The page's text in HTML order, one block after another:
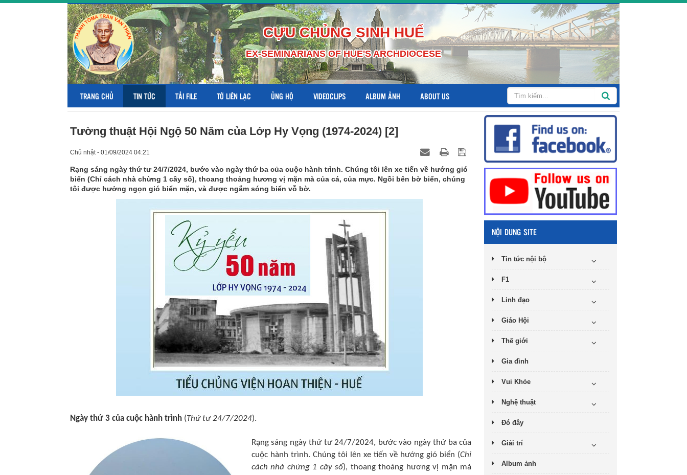
CỰU CHỦNG SINH HUẾ
EX-SEMINARIANS OF HUE'S ARCHDIOCESE
TRANG CHỦ TIN TỨC TẢI FILE TỜ LIÊN LẠC ỦNG HỘ VIDEOCLIPS ALBUM ẢNH ABOUT US
Tường thuật Hội Ngộ 50 Năm của Lớp Hy Vọng (1974-2024) [2]
Chủ nhật - 01/09/2024 04:21
Rạng sáng ngày thứ tư 24/7/2024, bước vào ngày thứ ba của cuộc hành trình. Chúng tôi lên xe tiến về hướng gió
biển (Chỉ cách nhà chừng 1 cây số), thoang thoảng hương vị mặn mà của cá, của mực. Ngồi bên bờ biển, chúng
tôi được hưởng ngọn gió biển mặn, và được ngắm sóng biển vỗ bờ.
Ngày thứ 3 của cuộc hành trình (Thứ tư 24/7/2024).
Rạng sáng ngày thứ tư 24/7/2024, bước vào ngày thứ ba của
cuộc hành trình. Chúng tôi lên xe tiến về hướng gió biển (Chỉ
cách nhà chừng 1 cây số), thoang thoảng hương vị mặn mà
NỘI DUNG SITE
Tin tức nội bộ
F1
Linh đạo
Giáo Hội
Thế giới
Gia đình
Vui Khỏe
Nghệ thuật
Đó đây
Giải trí
Album ảnh